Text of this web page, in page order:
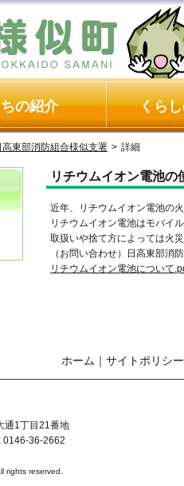
の紹介 くら
高東部消防組合様似支署 > 詳細
リチウムイオン電池
近年、リチウムイオン電池の
リチウムイオン電池はモバイ
取扱いや捨て方によっては火
（お問い合わせ）日高東部
リチウムイオン電池について
ホーム ｜ サイトポリシー
通1丁目21番地
36-2662
rights reserved.